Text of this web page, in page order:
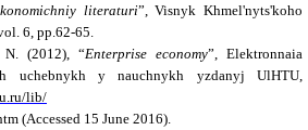
іchnіy lіteraturі”, Visnyk Khmel'nyts'koho
6, pp.62-65.
N. (2012), “Enterprise economy”, Elektronnaia
uchebnykh y nauchnykh yzdanyj UlHTU,
lib/
(Accessed 15 June 2016).